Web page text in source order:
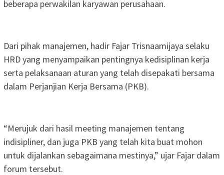
beberapa perwakilan karyawan perusahaan.
Dari pihak manajemen, hadir Fajar Trisnaamijaya selaku
HRD yang menyampaikan pentingnya kedisiplinan kerja
serta pelaksanaan aturan yang telah disepakati bersama
dalam Perjanjian Kerja Bersama (PKB).
“Merujuk dari hasil meeting manajemen tentang
indisipliner, dan juga PKB yang telah kita buat mohon
untuk dijalankan sebagaimana mestinya,” ujar Fajar dalam
forum tersebut.